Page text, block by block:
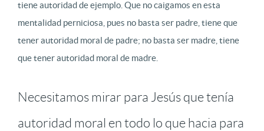
tiene autoridad de ejemplo. Que no caigamos en esta
mentalidad perniciosa, pues no basta ser padre, tiene que
tener autoridad moral de padre; no basta ser madre, tiene
que tener autoridad moral de madre.
Necesitamos mirar para Jesús que tenía
autoridad moral en todo lo que hacia para